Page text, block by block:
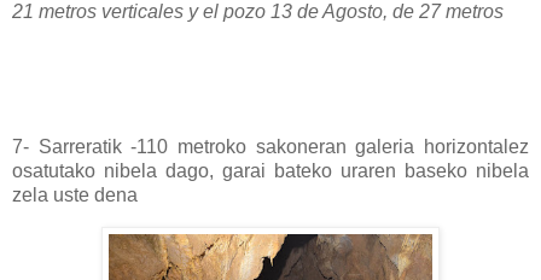
21 metros verticales y el pozo 13 de Agosto, de 27 metros
7- Sarreratik -110 metroko sakoneran galeria horizontalez
osatutako nibela dago, garai bateko uraren baseko nibela
zela uste dena